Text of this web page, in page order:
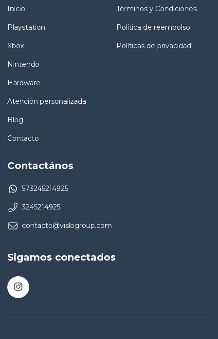
Inicio
Playstation
Xbox
Nintendo
Hardware
Atención personalizada
Blog
Contacto
Términos y Condiciones
Política de reembolso
Políticas de privacidad
Contactános
573245214925
3245214925
contacto@vislogroup.com
Sigamos conectados